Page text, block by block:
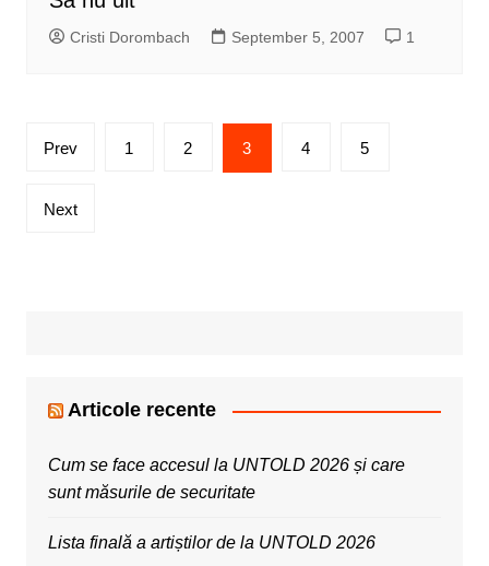
Cristi Dorombach September 5, 2007 1
Posts
Prev 1 2 3 4 5
Next
Articole recente
Cum se face accesul la UNTOLD 2026 și care
sunt măsurile de securitate
Lista finală a artiștilor de la UNTOLD 2026